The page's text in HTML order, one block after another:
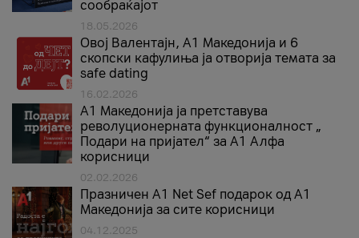
сообраќајот
18.05.2026
Овој Валентајн, A1 Македонија и 6
скопски кафулиња ја отворија темата за
safe dating
16.02.2026
А1 Македонија ја претставува
револуционерната функционалност „
Подари на пријател“ за А1 Алфа
корисници
02.02.2026
Празничен A1 Net Sеf подарок од А1
Македонија за сите корисници
04.12.2025